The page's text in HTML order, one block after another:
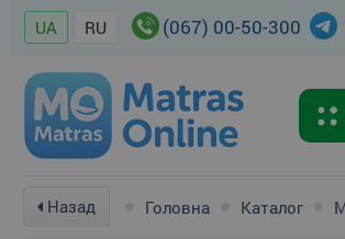
UA RU (067) 00-50-300
Назад Головна Каталог